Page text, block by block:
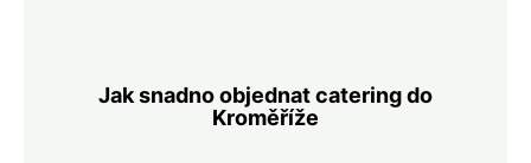
Jak snadno objednat catering do
Kroměříže